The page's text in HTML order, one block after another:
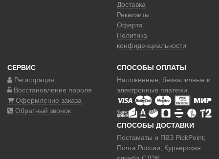
Доставка
Реквизиты
Оферта
Политика
конфиденциальности
СЕРВИС
Регистрация
Восстановление пароля
Оформление заказа
Обратный звонок
СПОСОБЫ ОПЛАТЫ
Наложенные , безналичные и
электронные платежи
СПОСОБЫ ДОСТАВКИ
Постаматы и ПВЗ PickPoint,
Почта России, Курьерская